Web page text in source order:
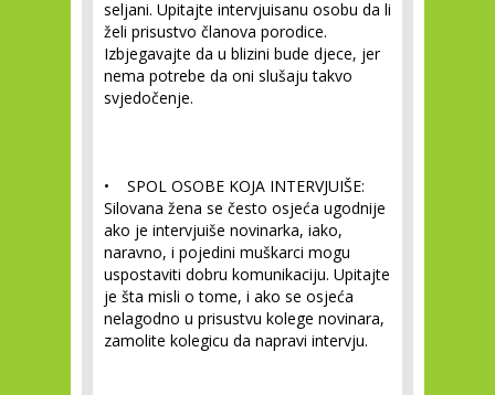
seljani. Upitajte intervjuisanu osobu da li
želi prisustvo članova porodice.
Izbjegavajte da u blizini bude djece, jer
nema potrebe da oni slušaju takvo
svjedočenje.
• SPOL OSOBE KOJA INTERVJUIŠE:
Silovana žena se često osjeća ugodnije
ako je intervjuiše novinarka, iako,
naravno, i pojedini muškarci mogu
uspostaviti dobru komunikaciju. Upitajte
je šta misli o tome, i ako se osjeća
nelagodno u prisustvu kolege novinara,
zamolite kolegicu da napravi intervju.